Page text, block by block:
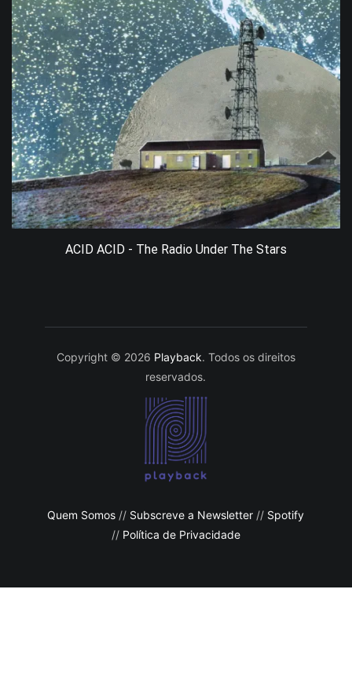
ACID ACID - The Radio Under The Stars
Copyright © 2026 Playback. Todos os direitos
reservados.
Quem Somos // Subscreve a Newsletter // Spotify
// Política de Privacidade